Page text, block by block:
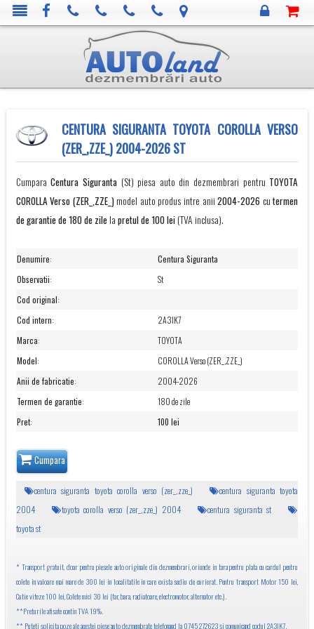
CENTURA SIGURANTA TOYOTA COROLLA VERSO
(ZER_,ZZE_) 2004-2026 ST
CumparaCentura Siguranta (St) piesa auto din dezmembrari pentru TOYOTA
COROLLA Verso (ZER_,ZZE_)model auto produs intre anii2004-2026 cutermen
de garantie de 180 de zile la pretul de 100 lei(TVA inclusa).
Denumire:
Centura Siguranta
Observatii:
St
Cod original:
Cod intern:
2A3IK7
Marca:
TOYOTA
Model:
COROLLA Verso (ZER_,ZZE_)
Anii de fabricatie:
2004-2026
Termen de garantie:
180 de zile
Pret: 100 lei
Cumpara
centura siguranta toyota corolla verso (zer_,zze_)
centura siguranta toyota
2004
toyota corolla verso (zer_,zze_) 2004
centura siguranta st
toyota st
* Transport gratuit, doar pentru piesele auto originale din dezmembrari, oriunde in tara pentru plata cu cardul pentru
colete in valoare mai mare de 300 lei in localitatile in care exista sediu de curierat. Pentru transport Motor 150 lei,
Cutie viteze 100 lei, Colete mici 30 lei (far, bara, radiatoare, electromotor, alternator etc.).
**Preturile afisate contin TVA 19%.
** Puteti solicita poze ale acestei piese auto dezmembrate telefonand la 0745 272623 si comunicand codul 2A3IK7.